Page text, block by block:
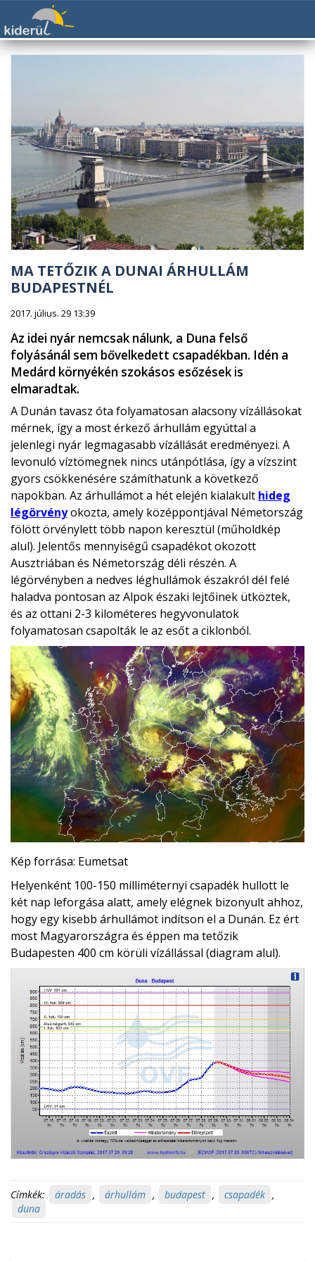
MA TETŐZIK A DUNAI ÁRHULLÁM
BUDAPESTNÉL
2017. július. 29 13:39
Az idei nyár nemcsak nálunk, a Duna felső
folyásánál sem bővelkedett csapadékban. Idén a
Medárd környékén szokásos esőzések is
elmaradtak.
A Dunán tavasz óta folyamatosan alacsony vízállásokat
mérnek, így a most érkező árhullám egyúttal a
jelenlegi nyár legmagasabb vízállását eredményezi. A
levonuló víztömegnek nincs utánpótlása, így a vízszint
gyors csökkenésére számíthatunk a következő
napokban. Az árhullámot a hét elején kialakult hideg
légörvényokozta, amely középpontjával Németország
fölött örvénylett több napon keresztül (műholdkép
alul). Jelentős mennyiségű csapadékot okozott
Ausztriában és Németország déli részén. A
légörvényben a nedves léghullámok északról dél felé
haladva pontosan az Alpok északi lejtőinek ütköztek,
és az ottani 2-3 kilométeres hegyvonulatok
folyamatosan csapolták le az esőt a ciklonból.
Kép forrása: Eumetsat
Helyenként 100-150 milliméternyi csapadék hullott le
két nap leforgása alatt, amely elégnek bizonyult ahhoz,
hogy egy kisebb árhullámot indítson el a Dunán. Ez ért
most Magyarországra és éppen ma tetőzik
Budapesten 400 cm körüli vízállással (diagram alul).
Címkék: áradás , árhullám , budapest , csapadék ,
duna